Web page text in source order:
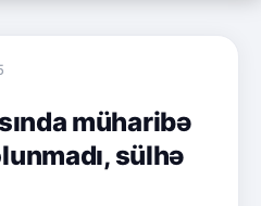
müharibə
sülhə